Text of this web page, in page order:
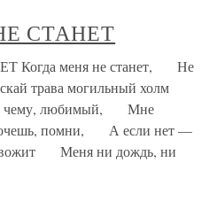
СТАНЕТ
меня не станет, Не
трава могильный холм
к чему, любимый, Мне
хочешь, помни, А если нет —
Меня ни дождь, ни